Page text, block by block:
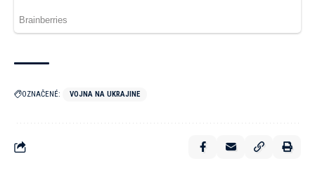
OZNAČENÉ: VOJNA NA UKRAJINE